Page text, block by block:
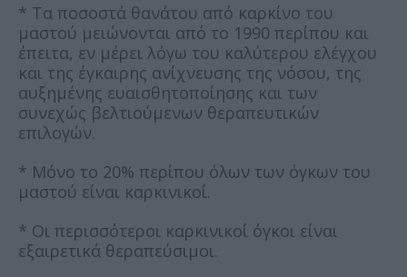
* Τα ποσοστά θανάτου από καρκίνο του
μαστού μειώνονται από το 1990 περίπου και
έπειτα, εν μέρει λόγω του καλύτερου ελέγχου
και της έγκαιρης ανίχνευσης της νόσου, της
αυξημένης ευαισθητοποίησης και των
συνεχώς βελτιούμενων θεραπευτικών
επιλογών.
* Μόνο το 20% περίπου όλων των όγκων του
μαστού είναι καρκινικοί.
* Οι περισσότεροι καρκινικοί όγκοι είναι
εξαιρετικά θεραπεύσιμοι.